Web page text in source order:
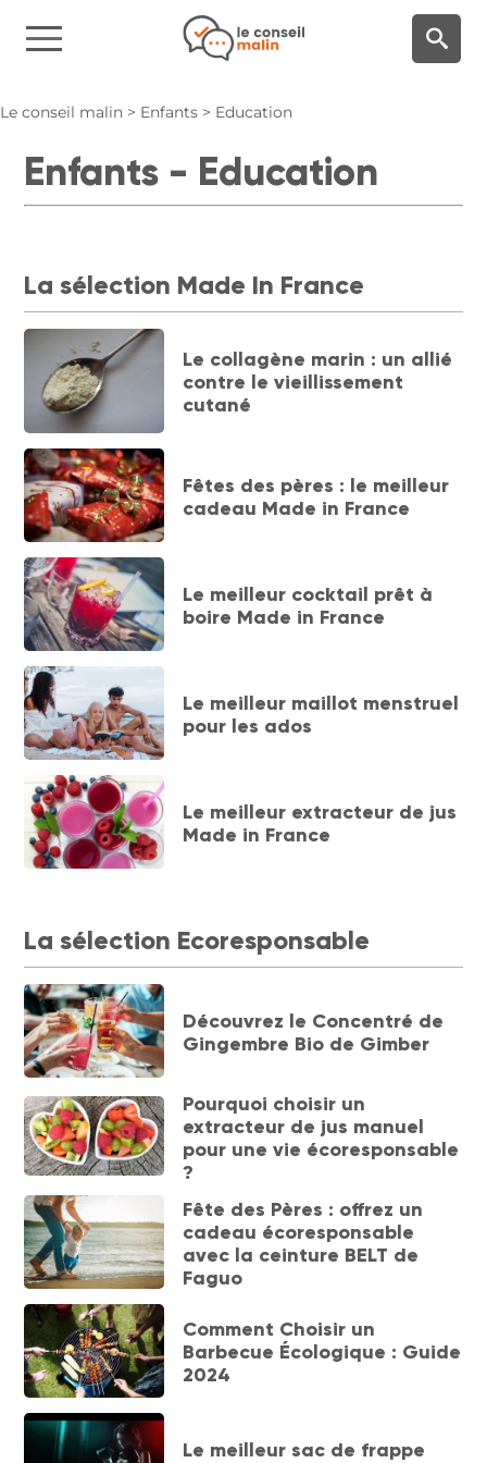
Le conseil malin > Enfants > Education
Enfants - Education
La sélection Made In France
Le collagène marin : un allié
contre le vieillissement
cutané
Fêtes des pères : le meilleur
cadeau Made in France
Le meilleur cocktail prêt à
boire Made in France
Le meilleur maillot menstruel
pour les ados
Le meilleur extracteur de jus
Made in France
La sélection Ecoresponsable
Découvrez le Concentré de
Gingembre Bio de Gimber
Pourquoi choisir un
extracteur de jus manuel
pour une vie écoresponsable
?
Fête des Pères : offrez un
cadeau écoresponsable
avec la ceinture BELT de
Faguo
Comment Choisir un
Barbecue Écologique : Guide
2024
Le meilleur sac de frappe